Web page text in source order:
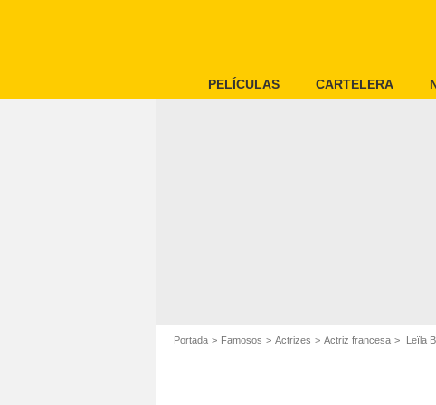
PELÍCULAS CARTELERA
Portada Famosos Actrizes Actriz francesa Leïla